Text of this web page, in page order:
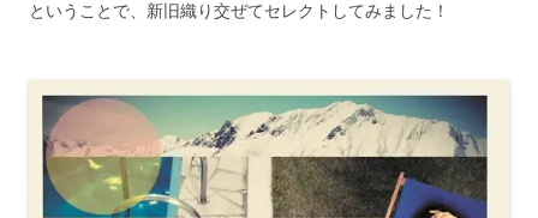
ということで、新旧織り交ぜてセレクトしてみました！